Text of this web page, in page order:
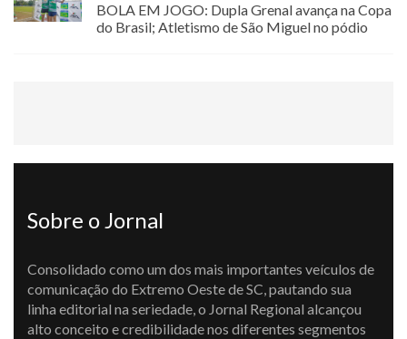
BOLA EM JOGO: Dupla Grenal avança na Copa
do Brasil; Atletismo de São Miguel no pódio
Sobre o Jornal
Consolidado como um dos mais importantes veículos de
comunicação do Extremo Oeste de SC, pautando sua
linha editorial na seriedade, o Jornal Regional alcançou
alto conceito e credibilidade nos diferentes segmentos